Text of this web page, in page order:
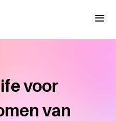
Menu
voor
van